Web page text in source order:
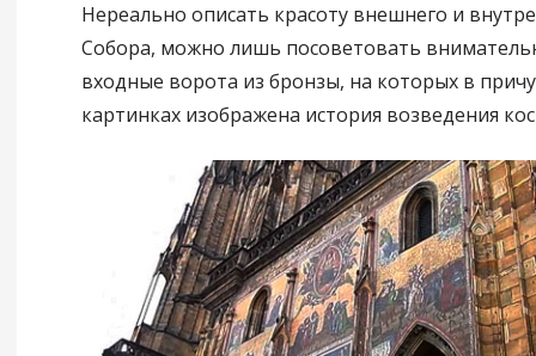
Нереально описать красоту внешнего и
Собора, можно лишь посоветовать
входные ворота из бронзы, на которых в
картинках изображена история возведения